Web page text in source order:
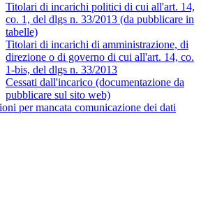
Titolari di incarichi politici di cui all'art. 14,
co. 1, del dlgs n. 33/2013 (da pubblicare in
tabelle)
Titolari di incarichi di amministrazione, di
direzione o di governo di cui all'art. 14, co.
1-bis, del dlgs n. 33/2013
Cessati dall'incarico (documentazione da
pubblicare sul sito web)
per mancata comunicazione dei dati